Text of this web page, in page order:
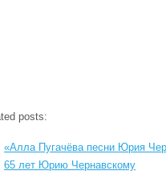
posts:
«Алла Пугачёва песни Юрия
65 лет Юрию Чернавскому